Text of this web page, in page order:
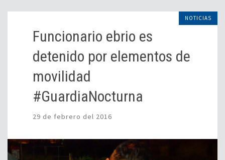
NOTICIAS
Funcionario ebrio es
detenido por elementos de
movilidad
#GuardiaNocturna
29 de febrero del 2016